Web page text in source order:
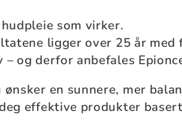
som virker.
ligger over 25 år
– og derfor anbefales
ønsker en sunnere, mer
effektive produkter